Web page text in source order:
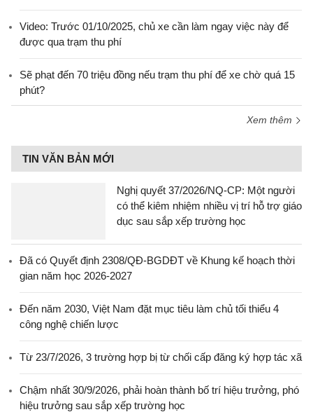
Video: Trước 01/10/2025, chủ xe cần làm ngay việc này để
được qua trạm thu phí
Sẽ phạt đến 70 triệu đồng nếu trạm thu phí để xe chờ quá 15
phút?
Xem thêm
TIN VĂN BẢN MỚI
Nghị quyết 37/2026/NQ-CP: Một người
có thể kiêm nhiệm nhiều vị trí hỗ trợ giáo
dục sau sắp xếp trường học
Đã có Quyết định 2308/QĐ-BGDĐT về Khung kế hoạch thời
gian năm học 2026-2027
Đến năm 2030, Việt Nam đặt mục tiêu làm chủ tối thiểu 4
công nghệ chiến lược
Từ 23/7/2026, 3 trường hợp bị từ chối cấp đăng ký hợp tác xã
Chậm nhất 30/9/2026, phải hoàn thành bố trí hiệu trưởng, phó
hiệu trưởng sau sắp xếp trường học